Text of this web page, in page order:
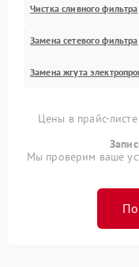
Чистка сливного фильтра
Замена сетевого фильтра
Замена жгута
Цены в прайс-
Мы проверим ваше